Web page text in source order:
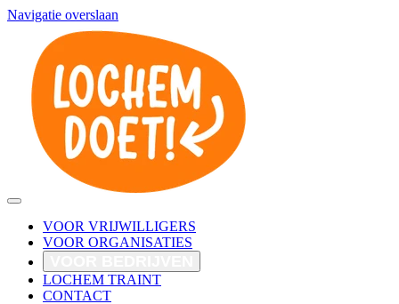
Navigatie overslaan
VOOR VRIJWILLIGERS
VOOR ORGANISATIES
LOCHEM TRAINT
CONTACT